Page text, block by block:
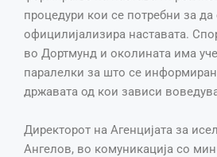
процедури кои се потребни за да
официлијализира наставата.
во Дортмунд и околината има
паралелки за што се
државата од кои зависи
Директорот на Агенцијата за
Ангелов, во комуникација со